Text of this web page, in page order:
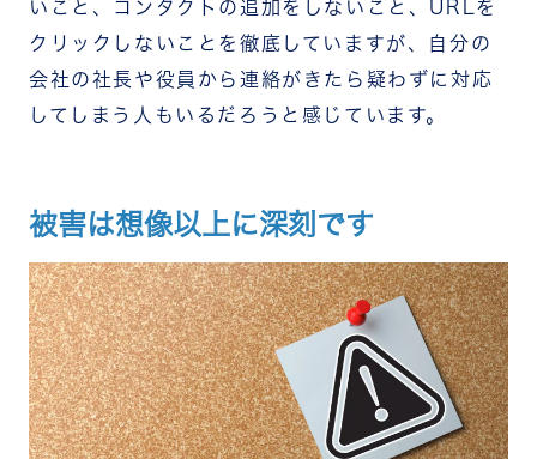
いこと、コンタクトの追加をしないこと、URLを
クリックしないことを徹底していますが、自分の
会社の社長や役員から連絡がきたら疑わずに対応
してしまう人もいるだろうと感じています。
被害は想像以上に深刻です